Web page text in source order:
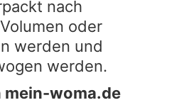
nach
oder
werden und
werden.
mein-woma.de